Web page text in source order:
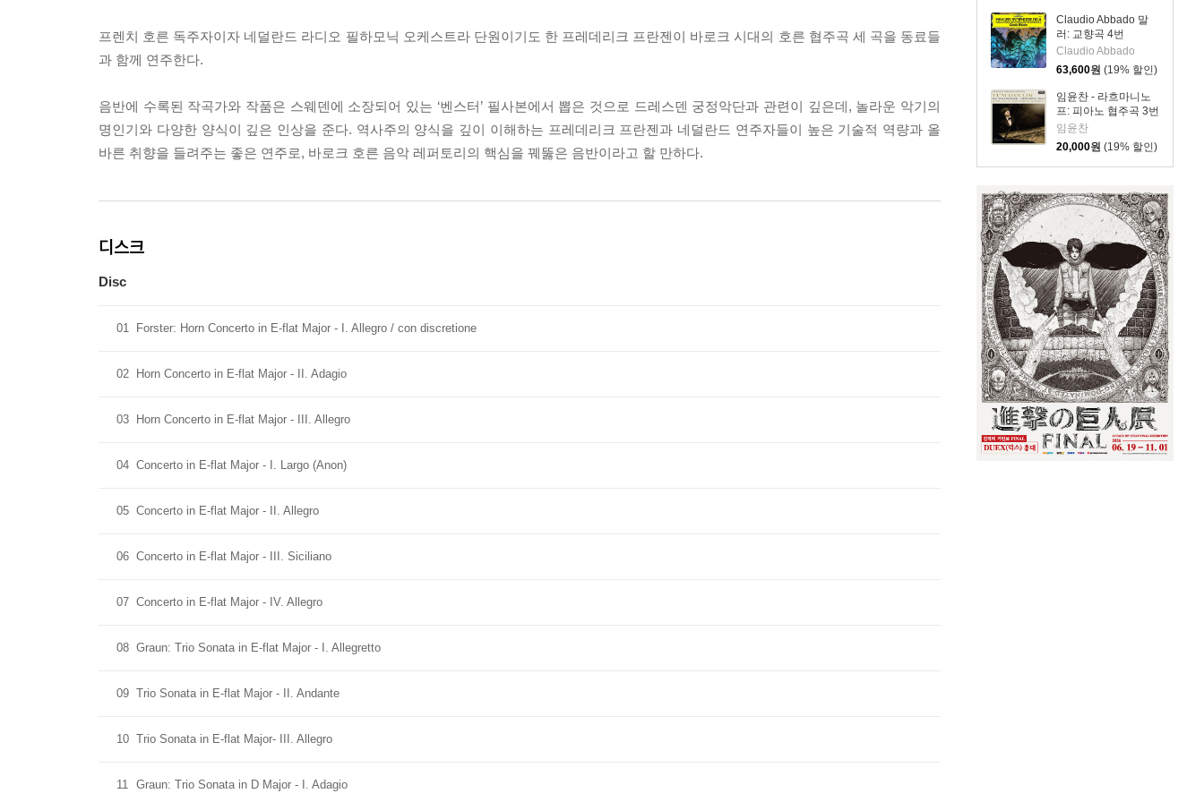
Claudio Abbado 말
러: 교향곡 4번
(Mahler: Symphony
No. 4) [LP]
Claudio Abbado
63,600원 (19% 할인)
임윤찬 - 라흐마니노
프: 피아노 협주곡 3번
[반 클라이번 콩쿠르
실황 녹음]
(Rachmaninov:
Piano Concerto
임윤찬
20,000원 (19% 할인)
프렌치 호른 독주자이자 네덜란드 라디오 필하모닉 오케스트라 단원이기도 한 프레데리크 프란젠이 바로크 시대의 호른 협주곡 세 곡을 동료들
과 함께 연주한다.
음반에 수록된 작곡가와 작품은 스웨덴에 소장되어 있는 ‘벤스터’ 필사본에서 뽑은 것으로 드레스덴 궁정악단과 관련이 깊은데, 놀라운 악기의
명인기와 다양한 양식이 깊은 인상을 준다. 역사주의 양식을 깊이 이해하는 프레데리크 프란젠과 네덜란드 연주자들이 높은 기술적 역량과 올
바른 취향을 들려주는 좋은 연주로, 바로크 호른 음악 레퍼토리의 핵심을 꿰뚫은 음반이라고 할 만하다.
디스크
Disc
01 Forster: Horn Concerto in E-flat Major - I. Allegro / con discretione
02 Horn Concerto in E-flat Major - II. Adagio
03 Horn Concerto in E-flat Major - III. Allegro
04 Concerto in E-flat Major - I. Largo (Anon)
05 Concerto in E-flat Major - II. Allegro
06 Concerto in E-flat Major - III. Siciliano
07 Concerto in E-flat Major - IV. Allegro
08 Graun: Trio Sonata in E-flat Major - I. Allegretto
09 Trio Sonata in E-flat Major - II. Andante
10 Trio Sonata in E-flat Major- III. Allegro
11 Graun: Trio Sonata in D Major - I. Adagio